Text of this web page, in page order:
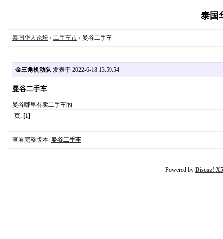
泰国
泰国华人论坛› 二手车市› 曼谷二手车
金三角机动队发表于 2022-6-18 13:59:54
曼谷二手车
曼谷哪里有卖二手车的
页: [1]
查看完整版本: 曼谷二手车
Powered by Discuz!